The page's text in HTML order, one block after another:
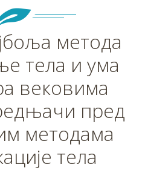
метода
тела и ума
вековима
пред
методама
тела